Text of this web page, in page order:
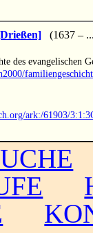
(1637 –
des evangelischen
ark:/61903/